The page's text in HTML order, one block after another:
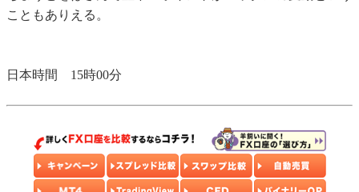
こともありえる。
日本時間 15時00分